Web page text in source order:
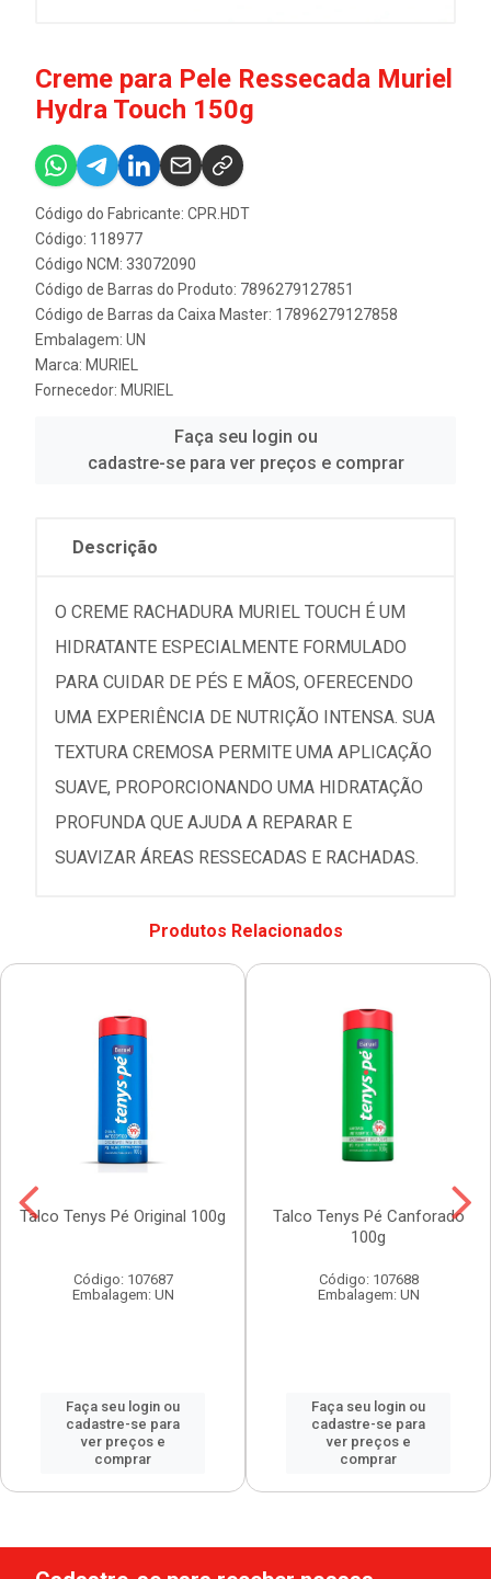
Creme para Pele Ressecada Muriel
Hydra Touch 150g
Código do Fabricante: CPR.HDT
Código: 118977
Código NCM: 33072090
Código de Barras do Produto: 7896279127851
Código de Barras da Caixa Master: 17896279127858
Embalagem: UN
Marca: MURIEL
Fornecedor: MURIEL
Faça seu login ou
cadastre-se para ver preços e comprar
Descrição
O CREME RACHADURA MURIEL TOUCH É UM
HIDRATANTE ESPECIALMENTE FORMULADO
PARA CUIDAR DE PÉS E MÃOS, OFERECENDO
UMA EXPERIÊNCIA DE NUTRIÇÃO INTENSA. SUA
TEXTURA CREMOSA PERMITE UMA APLICAÇÃO
SUAVE, PROPORCIONANDO UMA HIDRATAÇÃO
PROFUNDA QUE AJUDA A REPARAR E
SUAVIZAR ÁREAS RESSECADAS E RACHADAS.
Produtos Relacionados
Talco Tenys Pé Original 100g
Código: 107687
Embalagem: UN
Faça seu login ou
cadastre-se para
ver preços e
comprar
Talco Tenys Pé Canforado
100g
Código: 107688
Embalagem: UN
Faça seu login ou
cadastre-se para
ver preços e
comprar